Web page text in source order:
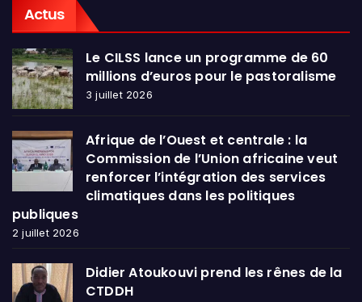
Actus
Le CILSS lance un programme de 60
millions d’euros pour le pastoralisme
3 juillet 2026
Afrique de l’Ouest et centrale : la
Commission de l’Union africaine veut
renforcer l’intégration des services
climatiques dans les politiques
publiques
2 juillet 2026
Didier Atoukouvi prend les rênes de la
CTDDH